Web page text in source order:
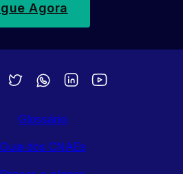
Agora
Glossário
Guia dos CNAEs